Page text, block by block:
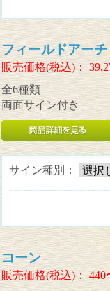
フィールドアーチ
販売価格(税込)：
全6種類
両面サイン付き
サイン種別：
コーン
販売価格(税込)： 440